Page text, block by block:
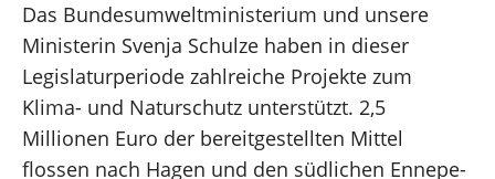
Das Bundesumweltministerium und unsere
Ministerin Svenja Schulze haben in dieser
Legislaturperiode zahlreiche Projekte zum
Klima- und Naturschutz unterstützt. 2,5
Millionen Euro der bereitgestellten Mittel
flossen nach Hagen und den südlichen Ennepe-